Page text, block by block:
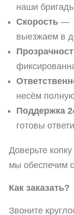
наши
Скорость —
выезжаем в
несём
Поддержка
готовы
Доверьте копку
мы обеспечим
Как заказать?
Звоните